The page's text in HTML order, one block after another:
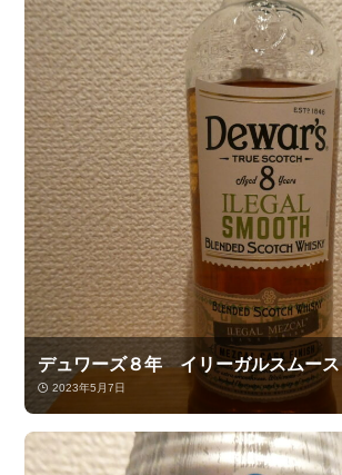
デュワーズ８年 イリーガルスムース
2023年5月7日